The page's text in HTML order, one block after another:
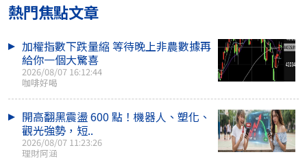
熱門焦點文章
加權指數下跌量縮 等待晚上非農數據再
給你一個大驚喜
2026/08/07 16:12:44
咖啡好喝
開高翻黑震盪 600 點！機器人、塑化、
觀光強勢，短..
2026/08/07 11:23:26
理財阿涵